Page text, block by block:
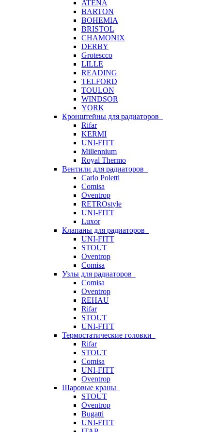
ATENA
BARTON
BOHEMIA
BRISTOL
CHAMONIX
DERBY
Grotescco
LILLE
READING
TELFORD
TOULON
WINDSOR
YORK
Кронштейны для радиаторов
Rifar
KERMI
UNI-FITT
Millennium
Royal Thermo
Вентили для радиаторов
Carlo Poletti
Comisa
Oventrop
RETROstyle
UNI-FITT
Luxor
Клапаны для радиаторов
UNI-FITT
STOUT
Oventrop
Comisa
Узлы для радиаторов
Comisa
Oventrop
REHAU
Rifar
STOUT
UNI-FITT
Термостатические головки
Rifar
STOUT
Comisa
UNI-FITT
Oventrop
Шаровые краны
STOUT
Oventrop
Bugatti
UNI-FITT